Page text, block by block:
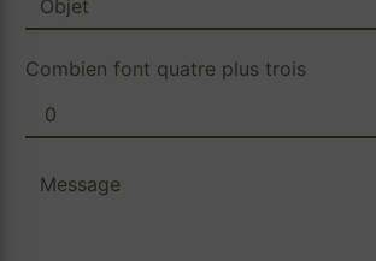
Combien font quatre plus trois